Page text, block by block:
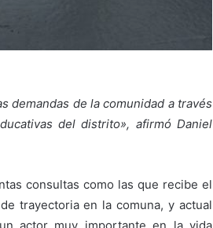
demandas de la comunidad a través
del distrito», afirmó Daniel
consultas como las que recibe el
trayectoria en la comuna, y actual